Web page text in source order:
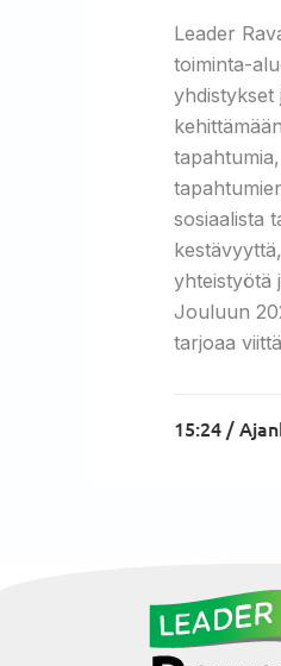
Leader
toiminta-
yhdistykset
sosiaalista
yhteistyötä
Jouluun
tarjoaa
15:24 /